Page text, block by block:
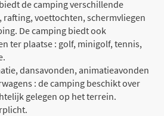
de camping verschillende
voettochten, schermvliegen
De camping biedt ook
ter plaatse : golf, minigolf, tennis,
dansavonden, animatieavonden
: de camping beschikt over
gelegen op het terrein.